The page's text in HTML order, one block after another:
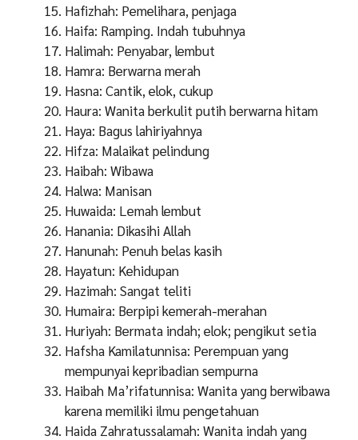
Hafizhah: Pemelihara, penjaga
Haifa: Ramping. Indah tubuhnya
Halimah: Penyabar, lembut
Hamra: Berwarna merah
Hasna: Cantik, elok, cukup
Haura: Wanita berkulit putih berwarna hitam
Haya: Bagus lahiriyahnya
Hifza: Malaikat pelindung
Haibah: Wibawa
Halwa: Manisan
Huwaida: Lemah lembut
Hanania: Dikasihi Allah
Hanunah: Penuh belas kasih
Hayatun: Kehidupan
Hazimah: Sangat teliti
Humaira: Berpipi kemerah-merahan
Huriyah: Bermata indah; elok; pengikut setia
Hafsha Kamilatunnisa: Perempuan yang
mempunyai kepribadian sempurna
Haibah Ma’rifatunnisa: Wanita yang berwibawa
karena memiliki ilmu pengetahuan
Haida Zahratussalamah: Wanita indah yang